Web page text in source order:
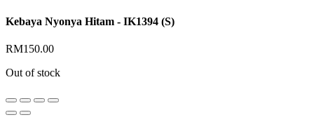
Kebaya Nyonya Hitam - IK1394 (S)
RM150.00
Out of stock